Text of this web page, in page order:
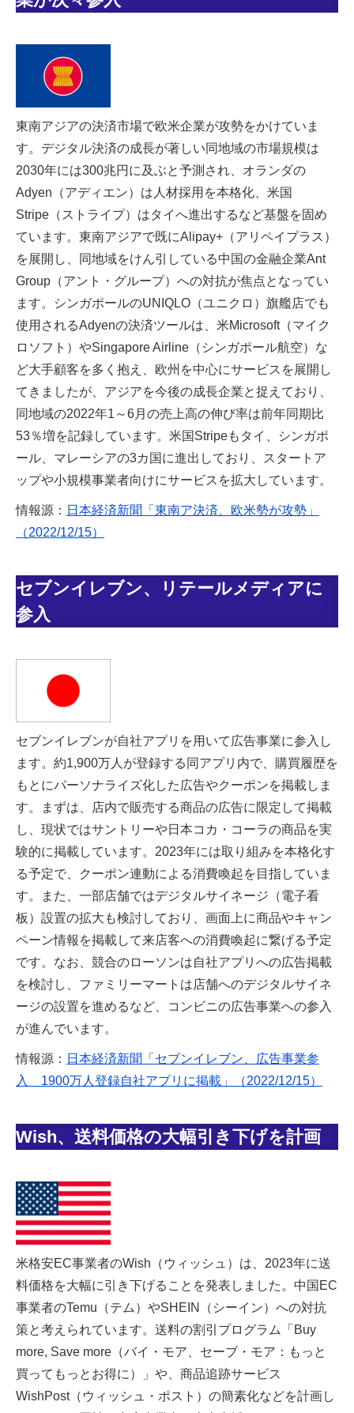
東南アジアの決済市場で欧米企業が攻勢をかけていま
す。デジタル決済の成長が著しい同地域の市場規模は
2030年には300兆円に及ぶと予測され、オランダの
Adyen（アディエン）は人材採用を本格化、米国
Stripe（ストライプ）はタイへ進出するなど基盤を固め
ています。東南アジアで既にAlipay+（アリペイプラス）
を展開し、同地域をけん引している中国の金融企業Ant
Group（アント・グループ）への対抗が焦点となってい
ます。シンガポールのUNIQLO（ユニクロ）旗艦店でも
使用されるAdyenの決済ツールは、米Microsoft（マイク
ロソフト）やSingapore Airline（シンガポール航空）な
ど大手顧客を多く抱え、欧州を中心にサービスを展開し
てきましたが、アジアを今後の成長企業と捉えており、
同地域の2022年1～6月の売上高の伸び率は前年同期比
53％増を記録しています。米国Stripeもタイ、シンガポ
ール、マレーシアの3カ国に進出しており、スタートア
ップや小規模事業者向けにサービスを拡大しています。
情報源： 日本経済新聞「東南ア決済、欧米勢が攻勢」
（2022/12/15）
セブンイレブン、リテールメディアに
参入
セブンイレブンが自社アプリを用いて広告事業に参入し
ます。約1,900万人が登録する同アプリ内で、購買履歴を
もとにパーソナライズ化した広告やクーポンを掲載しま
す。まずは、店内で販売する商品の広告に限定して掲載
し、現状ではサントリーや日本コカ・コーラの商品を実
験的に掲載しています。2023年には取り組みを本格化す
る予定で、クーポン連動による消費喚起を目指していま
す。また、一部店舗ではデジタルサイネージ（電子看
板）設置の拡大も検討しており、画面上に商品やキャン
ペーン情報を掲載して来店客への消費喚起に繋げる予定
です。なお、競合のローソンは自社アプリへの広告掲載
を検討し、ファミリーマートは店舗へのデジタルサイネ
ージの設置を進めるなど、コンビニの広告事業への参入
が進んでいます。
情報源： 日本経済新聞「セブンイレブン、広告事業参
入 1900万人登録自社アプリに掲載」（2022/12/15）
Wish、送料価格の大幅引き下げを計画
米格安EC事業者のWish（ウィッシュ）は、2023年に送
料価格を大幅に引き下げることを発表しました。中国EC
事業者のTemu（テム）やSHEIN（シーイン）への対抗
策と考えられています。送料の割引プログラム「Buy
more, Save more（バイ・モア、セーブ・モア：もっと
買ってもっとお得に）」や、商品追跡サービス
WishPost（ウィッシュ・ポスト）の簡素化などを計画し